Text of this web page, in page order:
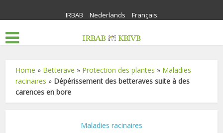
IRBAB Nederlands Français
Home » Betterave » Protection des plantes » Maladies
racinaires » Dépérissement des betteraves suite à des
carences en bore
Maladies racinaires